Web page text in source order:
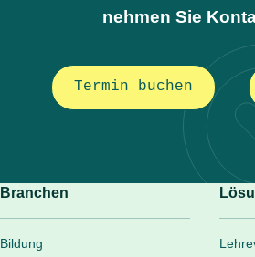
nehmen Sie
Termin buchen
Branchen
Bildung